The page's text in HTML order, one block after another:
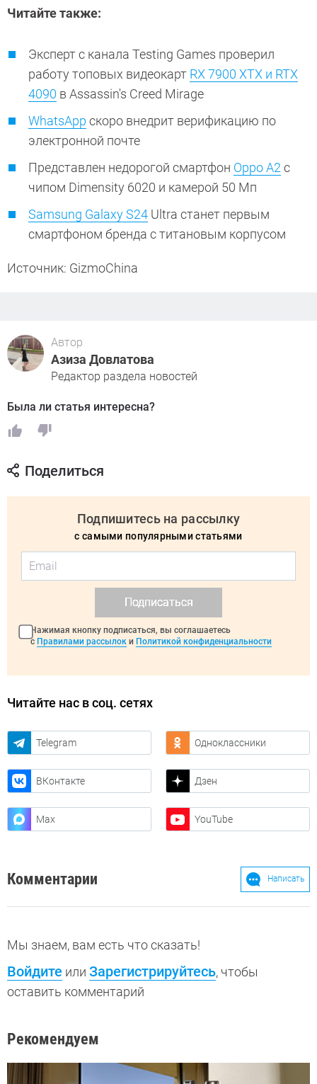
Читайте также:
Эксперт с канала Testing Games проверил
работу топовых видеокарт RX 7900 XTX и RTX
4090 в Assassin's Creed Mirage
WhatsApp скоро внедрит верификацию по
электронной почте
Представлен недорогой смартфон Oppo A2 с
чипом Dimensity 6020 и камерой 50 Мп
Samsung Galaxy S24 Ultra станет первым
смартфоном бренда с титановым корпусом
Источник: GizmoChina
Автор
Азиза Довлатова
Редактор раздела новостей
Была ли статья интересна?
Поделиться
Подпишитесь на рассылку
с самыми популярными статьями
Подписаться
Нажимая кнопку подписаться, вы соглашаетесь
с Правилами рассылок и Политикой конфиденциальности
Читайте нас в соц. сетях
Telegram Одноклассники
ВКонтакте Дзен
Max YouTube
Комментарии Написать
Мы знаем, вам есть что сказать!
Войдите или Зарегистрируйтесь, чтобы
оставить комментарий
Рекомендуем